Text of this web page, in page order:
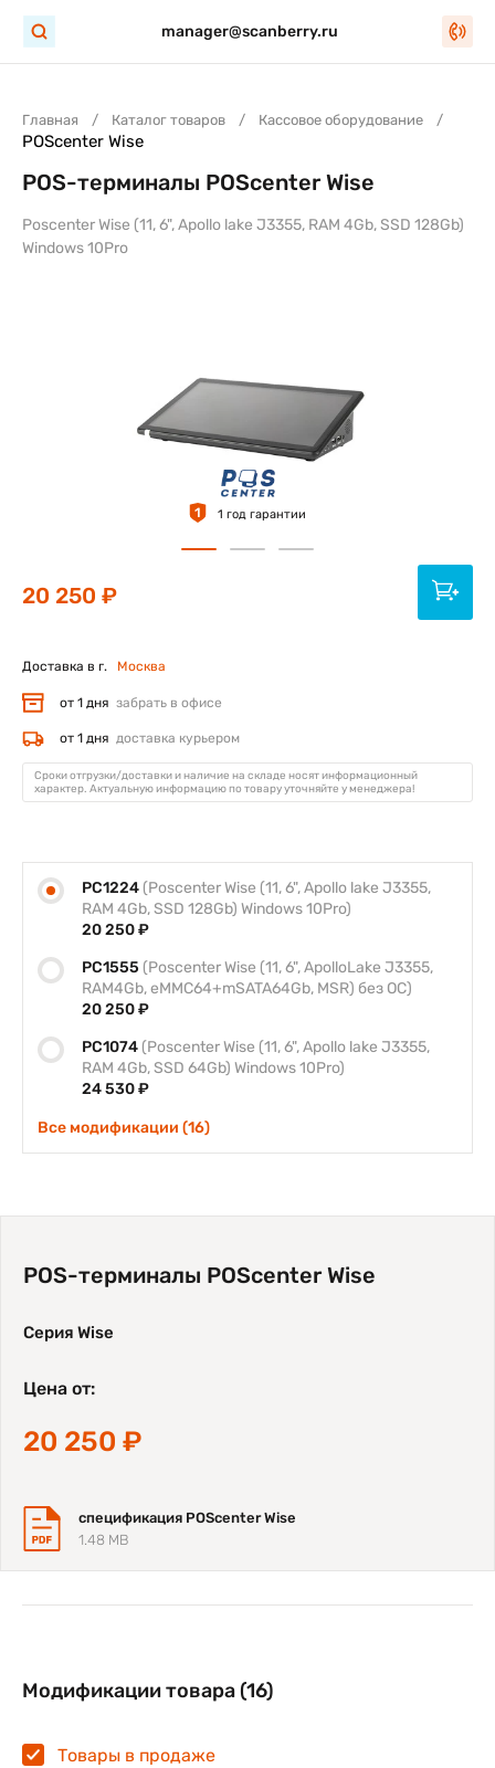
manager@scanberry.ru
Главная Каталог товаров Кассовое оборудование
POScenter Wise
POS-терминалы POScenter Wise
Poscenter Wise (11, 6", Apollo lake J3355, RAM 4Gb, SSD 128Gb)
Windows 10Pro
1 1 год гарантии
PC1224 (Poscenter Wise (11, 6", Apollo lake J3355,
RAM 4Gb, SSD 128Gb) Windows 10Pro)
20 250 ₽
PC1555 (Poscenter Wise (11, 6", ApolloLake J3355,
RAM4Gb, eMMC64+mSATA64Gb, MSR) без ОС)
20 250 ₽
PC1074 (Poscenter Wise (11, 6", Apollo lake J3355,
RAM 4Gb, SSD 64Gb) Windows 10Pro)
24 530 ₽
Все модификации (16)
20 250 ₽
Доставка в г. Москва
от 1 дня забрать в офисе
от 1 дня доставка курьером
Сроки отгрузки/доставки и наличие на складе носят информационный
характер. Актуальную информацию по товару уточняйте у менеджера!
POS-терминалы POScenter Wise
Серия Wise
Цена от:
20 250 ₽
спецификация POScenter Wise
1.48 MB
Модификации товара (16)
Товары в продаже